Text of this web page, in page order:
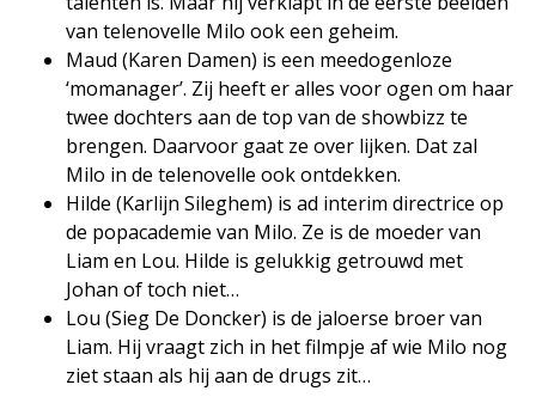
van telenovelle Milo ook een geheim.
Maud (Karen Damen) is een meedogenloze
‘momanager’. Zij heeft er alles voor ogen om haar
twee dochters aan de top van de showbizz te
brengen. Daarvoor gaat ze over lijken. Dat zal
Milo in de telenovelle ook ontdekken.
Hilde (Karlijn Sileghem) is ad interim directrice op
de popacademie van Milo. Ze is de moeder van
Liam en Lou. Hilde is gelukkig getrouwd met
Johan of toch niet…
Lou (Sieg De Doncker) is de jaloerse broer van
Liam. Hij vraagt zich in het filmpje af wie Milo nog
ziet staan als hij aan de drugs zit…